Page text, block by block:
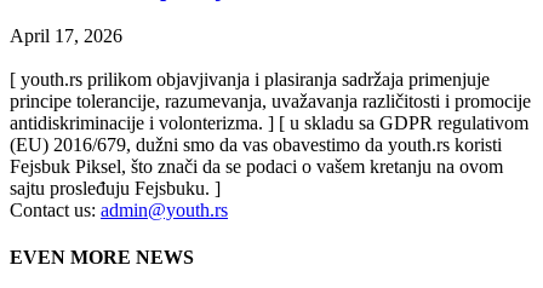
April 17, 2026
[ youth.rs prilikom objavjivanja i plasiranja sadržaja primenjuje
principe tolerancije, razumevanja, uvažavanja različitosti i promocije
antidiskriminacije i volonterizma. ] [ u skladu sa GDPR regulativom
(EU) 2016/679, dužni smo da vas obavestimo da youth.rs koristi
Fejsbuk Piksel, što znači da se podaci o vašem kretanju na ovom
sajtu prosleđuju Fejsbuku. ]
Contact us: admin@youth.rs
EVEN MORE NEWS